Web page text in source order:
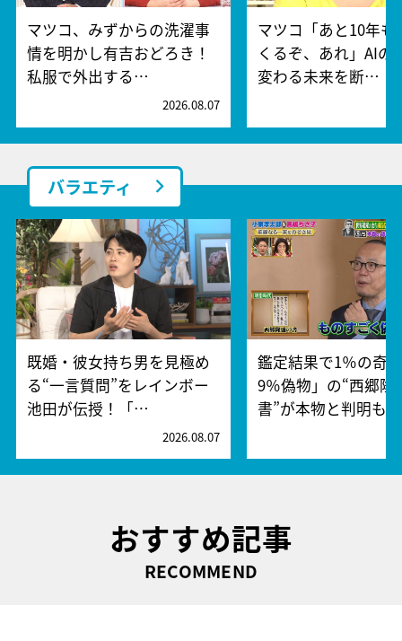
マツコ、みずからの洗濯事
情を明かし有吉おどろき！
私服で外出する…
2026.08.07
マツコ「あと10年も
くるぞ、あれ」AIの
変わる未来を断…
バラエティ
既婚・彼女持ち男を見極め
る“一言質問”をレインボー
池田が伝授！「…
2026.08.07
鑑定結果で1％の奇
9％偽物」の“西郷隆
書”が本物と判明も…
おすすめ記事
RECOMMEND